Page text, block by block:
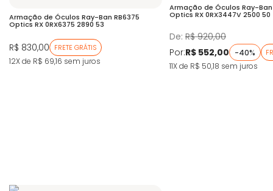
Armação de Óculos Ray-Ban RB6375
Optics RX 0RX6375 2890 53
R$ 830,00 FRETE GRÁTIS
12X de R$ 69,16 sem juros
Armação de Óculos Ray-
Optics RX 0RX3447V 2500 50
De: R$ 920,00
Por:R$ 552,00 -40%
11X de R$ 50,18 sem juros